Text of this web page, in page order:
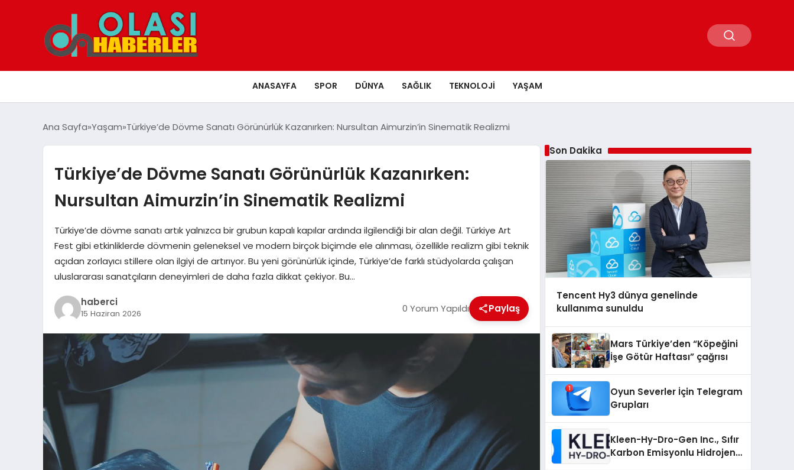
ANASAYFA SPOR DÜNYA SAĞLIK TEKNOLOJI YAŞAM
Ana Sayfa Yaşam Türkiye’de Dövme Sanatı Görünürlük Kazanırken: Nursultan Aimurzin’in Sinematik Realizmi
Türkiye’de Dövme Sanatı Görünürlük Kazanırken:
Nursultan Aimurzin’in Sinematik Realizmi
Türkiye’de dövme sanatı artık yalnızca bir grubun kapalı kapılar ardında ilgilendiği bir alan değil. Türkiye Art
Fest gibi etkinliklerde dövmenin geleneksel ve modern birçok biçimde ele alınması, özellikle realizm gibi teknik
açıdan zorlayıcı stillere olan ilgiyi de artırıyor. Bu yeni görünürlük içinde, Türkiye’de farklı stüdyolarda çalışan
uluslararası sanatçıların deneyimleri de daha fazla dikkat çekiyor. Bu…
haberci
15 Haziran 2026 0 Yorum Yapıldı Paylaş
Son Dakika
Tencent Hy3 dünya genelinde
kullanıma sunuldu
Mars Türkiye’den “Köpeğini
İşe Götür Haftası” çağrısı
Oyun Severler İçin Telegram
Grupları
Kleen-Hy-Dro-Gen Inc., Sıfır
Karbon Emisyonlu Hidrojen